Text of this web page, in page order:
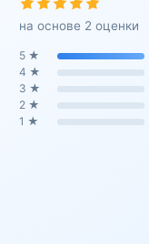
на основе 2 оценки
5★
4 ★
3 ★
2★
1 ★